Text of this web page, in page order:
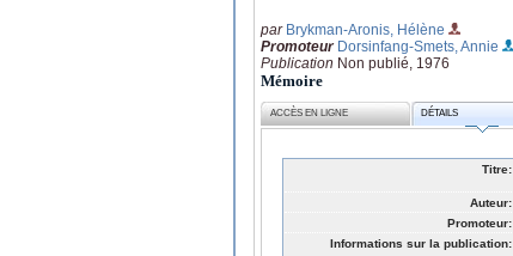
par Brykman-Aronis, Hélène
Promoteur Dorsinfang-Smets, Annie
Publication Non publié, 1976
Mémoire
ACCÈS EN LIGNE DÉTAILS
Titre:
Auteur:
Promoteur:
Informations sur la publication: